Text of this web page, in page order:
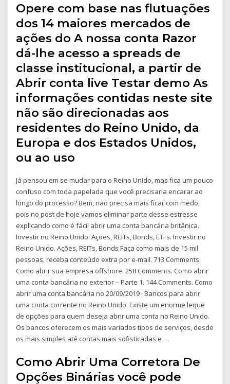
Opere com base nas flutuações
dos 14 maiores mercados de
ações do A nossa conta Razor
dá-lhe acesso a spreads de
classe institucional, a partir de
Abrir conta live Testar demo As
informações contidas neste site
não são direcionadas aos
residentes do Reino Unido, da
Europa e dos Estados Unidos,
ou ao uso
Já pensou em se mudar para o Reino Unido, mas fica um pouco
confuso com toda papelada que você precisaria encarar ao
longo do processo? Bem, não precisa mais ficar com medo,
pois no post de hoje vamos eliminar parte desse estresse
explicando como é fácil abrir uma conta bancária britânica.
Investir no Reino Unido. Ações, REITs, Bonds, ETFs. Investir no
Reino Unido. Ações, REITs, Bonds Faça como mais de 15 mil
pessoas, receba conteúdo extra por e-mail. 713 Comments.
Como abrir sua empresa offshore. 258 Comments. Como abrir
uma conta bancária no exterior – Parte 1. 144 Comments. Como
abrir uma conta bancária no 20/09/2019 · Bancos para abrir
uma conta corrente no Reino Unido. Existe um enorme leque
de opções para quem deseja abrir uma conta no Reino Unido.
Os bancos oferecem os mais variados tipos de serviços, desde
os mais simples até contas mais sofisticadas e …
Como Abrir Uma Corretora De
Opções Binárias você pode